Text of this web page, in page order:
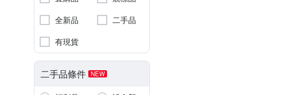
全新品
二手品
有現貨
二手品條件 NEW